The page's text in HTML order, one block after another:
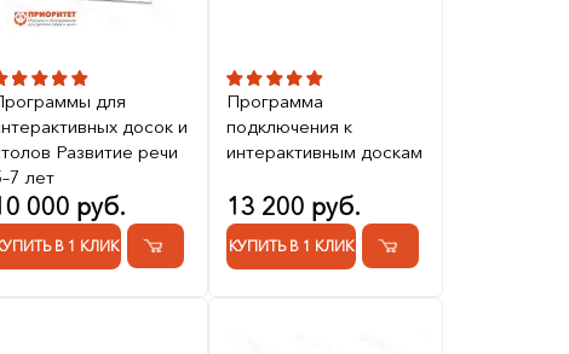
для
досок и
Развитие речи
лет
000 руб.
В 1 КЛИК
Программа
подключения к
интерактивным доскам
13 200 руб.
КУПИТЬ В 1 КЛИК